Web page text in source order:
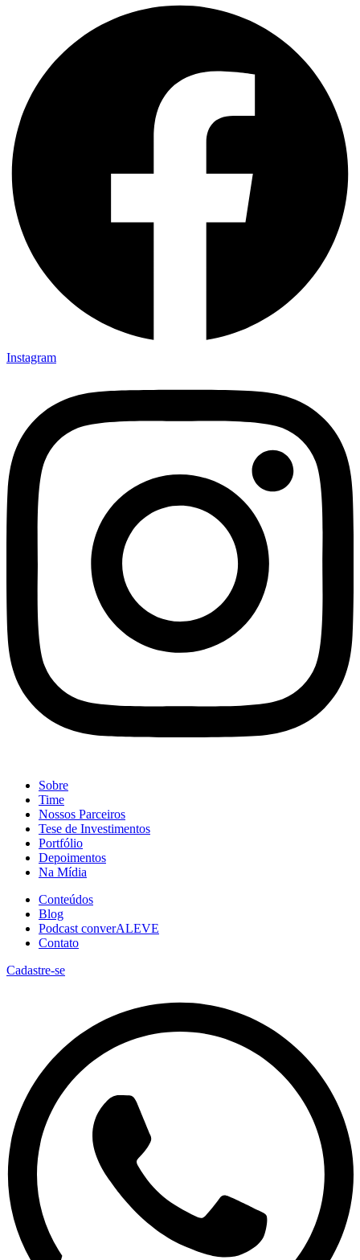
Instagram
Sobre
Time
Nossos Parceiros
Tese de Investimentos
Portfólio
Depoimentos
Na Mídia
Conteúdos
Blog
Podcast converALEVE
Contato
Cadastre-se